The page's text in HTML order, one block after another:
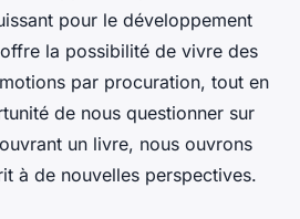
pour le développement
la possibilité de vivre des
par procuration, tout en
de nous questionner sur
un livre, nous ouvrons
à de nouvelles perspectives.